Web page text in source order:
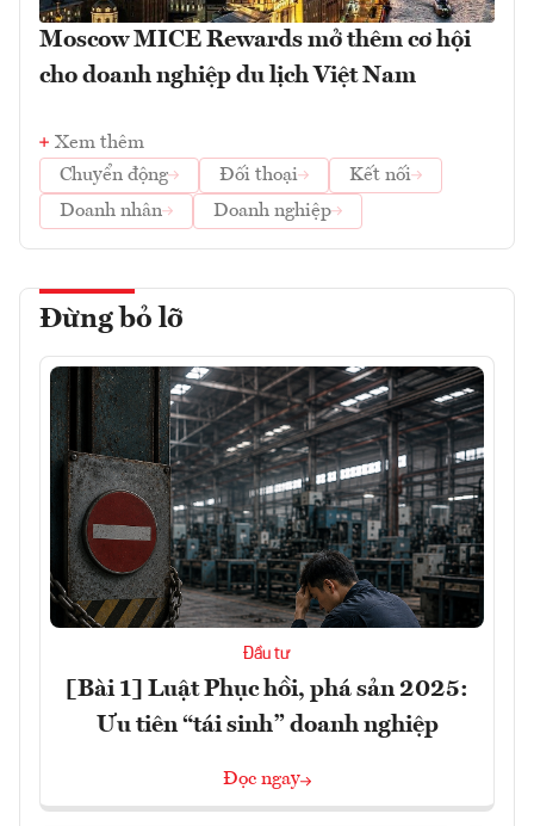
Moscow MICE Rewards mở thêm cơ hội
cho doanh nghiệp du lịch Việt Nam
Xem thêm
Chuyển động
Đối thoại
Kết nối
Doanh nhân
Doanh nghiệp
Đừng bỏ lỡ
Đầu tư
[Bài 1] Luật Phục hồi, phá sản 2025:
Ưu tiên “tái sinh” doanh nghiệp
Đọc ngay